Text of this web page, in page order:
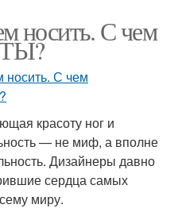
С чем
красоту ног и
— не миф, а вполне
Дизайнеры давно
сердца самых
миру.